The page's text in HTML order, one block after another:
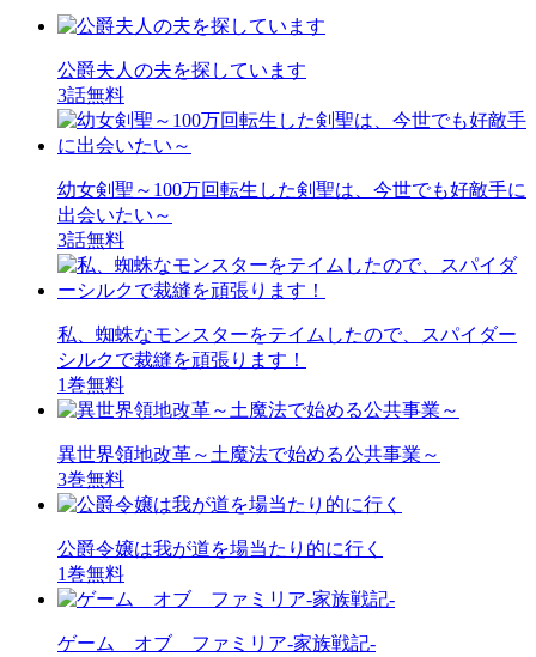
公爵夫人の夫を探しています
3話無料
幼女剣聖～100万回転生した剣聖は、今世でも好敵手に
出会いたい～
3話無料
私、蜘蛛なモンスターをテイムしたので、スパイダー
シルクで裁縫を頑張ります！
1巻無料
異世界領地改革～土魔法で始める公共事業～
3巻無料
公爵令嬢は我が道を場当たり的に行く
1巻無料
ゲーム オブ ファミリア-家族戦記-